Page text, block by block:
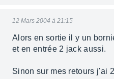
12 Mars 2004 à 21:15
Alors en sortie il y un
et en entrée 2 jack aussi.
Sinon sur mes retours j'ai